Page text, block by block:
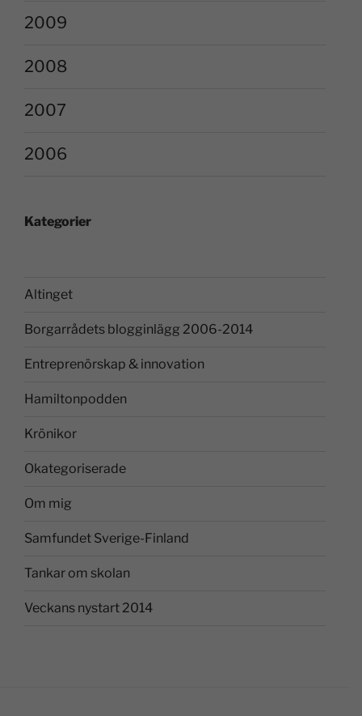
2009
2008
2007
2006
Kategorier
Altinget
Borgarrådets blogginlägg 2006-2014
Entreprenörskap & innovation
Hamiltonpodden
Krönikor
Okategoriserade
Om mig
Samfundet Sverige-Finland
Tankar om skolan
Veckans nystart 2014